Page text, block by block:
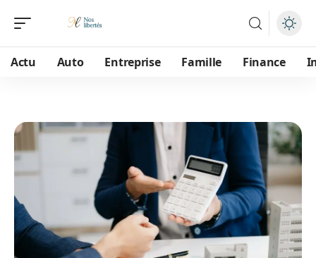
Actu Auto Entreprise Famille Finance